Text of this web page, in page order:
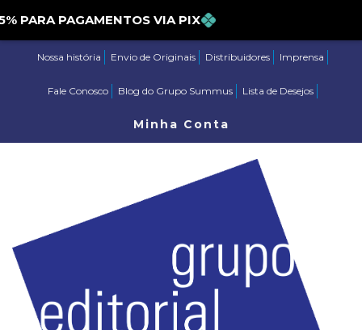
PAGAMENTOS VIA PIX
Nossa história Envio de Originais Distribuidores Imprensa
Fale Conosco Blog do Grupo Summus Lista de Desejos
Minha Conta